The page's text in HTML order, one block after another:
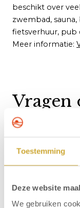
Toestemming
Deze website
We gebruiken
beschikt over
zwembad,
fietsverhuur, pub
Meer informatie:
Vragen
Bij welke
Waar kan